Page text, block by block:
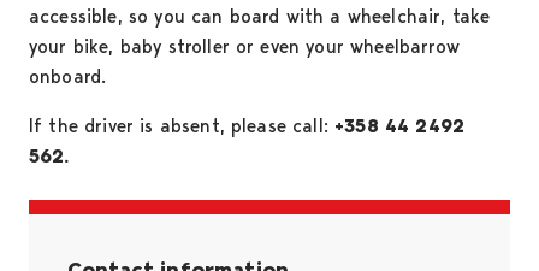
accessible, so you can board with a wheelchair, take
your bike, baby stroller or even your wheelbarrow
onboard.
If the driver is absent, please call: +358 44 2492
562.